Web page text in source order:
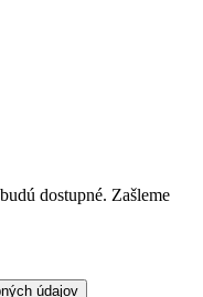
dostupné. Zašleme
údajov